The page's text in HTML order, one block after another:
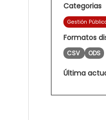
Categorias
Gestión
Formatos
CSV ODS
Última